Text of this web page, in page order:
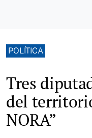
POLÍTICA
Tres
del
NORA”